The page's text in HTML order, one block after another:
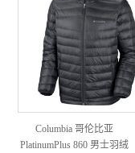
Columbia 哥伦比亚
PlatinumPlus 860 男士羽绒